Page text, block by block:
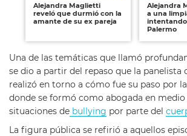
Alejandra Maglietti
reveló que durmió con la
amante de su ex pareja
Alejandra
a una
Palermo
Una de las temáticas que llamó
se dio a partir del repaso que la panelista
realizó en torno a cómo fue su paso por
donde se formó como abogada en medio
situaciones de bullying por parte del
La figura pública se refirió a aquellos